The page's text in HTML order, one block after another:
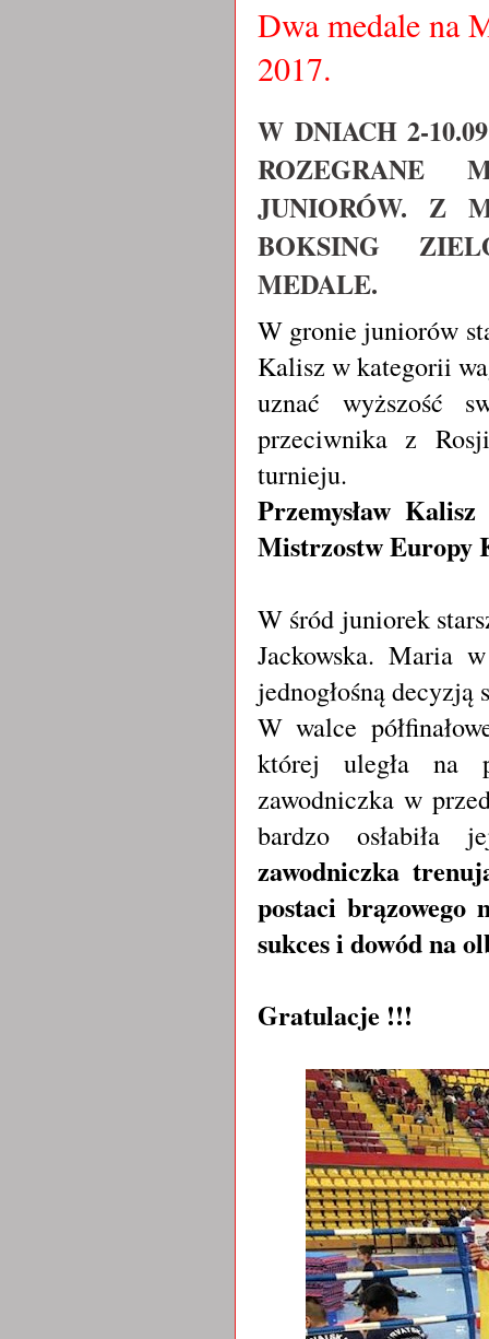
Dwa medale na
2017.
W DNIACH 2-
ROZEGRANE
JUNIORÓW. Z
BOKSING
MEDALE.
W gronie juniorów
Kalisz w kategorii
uznać wyższość
przeciwnika z
turnieju.
Przemysław
Mistrzostw Europy
W śród juniorek
Jackowska. Maria
jednogłośną
W walce
której uległa na
zawodniczka w
bardzo osłabiła
zawodniczka
postaci
sukces i dowód na
Gratulacje !!!